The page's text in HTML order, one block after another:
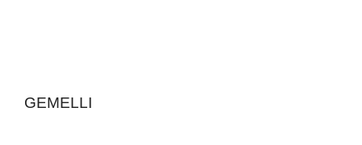
GEMELLI